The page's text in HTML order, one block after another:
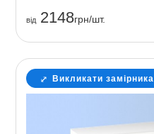
вiд2148грн/шт.
Викликати замірника